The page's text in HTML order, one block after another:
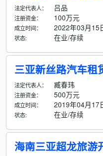
法定代表人： 吕品
注册资金： 100万元
成立时间： 2022年03月15
状态: 在业/存续
三亚新丝路汽车租
法定代表人： 臧春玮
注册资金： 500万元
成立时间： 2019年04月17
状态: 在业/存续
海南三亚超龙旅游